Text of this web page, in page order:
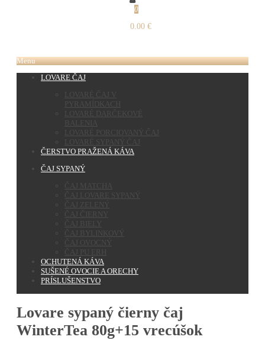
0
0.00 €
Menu
LOVARE ČAJ
LOVARÉ ČAJ V
PYRAMÍDKACH
LOVARÉ DARČEKOVÉ
BALENIA
LOVARÉ PORCIOVANÝ ČAJ
LOVARÉ SYPANÝ ČAJ
ČERSTVO PRAŽENÁ KÁVA
ČAJ SYPANÝ
ČAJ MATCHA
ČAJ LOVARE SYPANÝ
ČAJ ZELENÝ
ČAJ ČIERNY
ČAJ BIELY
ČAJ BYLINKOVÝ
ČAJ OVOCNÝ
ČAJ PU ERH
OCHUTENÁ KÁVA
SUŠENÉ OVOCIE A ORECHY
PRÍSLUŠENSTVO
Lovare sypaný čierny čaj
WinterTea 80g+15 vrecúšok